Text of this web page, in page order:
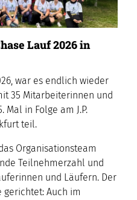
Lauf 2026 in
war es endlich wieder
35 Mitarbeiterinnen und
in Folge am J.P.
teil.
Organisationsteam
Teilnehmerzahl und
und Läufern. Der
Auch im